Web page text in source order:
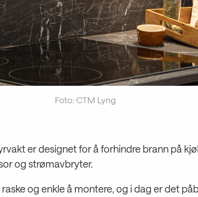
Foto: CTM Lyng
er designet for å forhindre brann på
og strømavbryter.
og enkle å montere, og i dag er det